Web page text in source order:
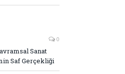
0
Sanat
Saf Gerçekliği